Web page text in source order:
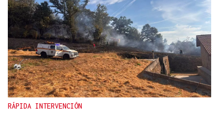
RÁPIDA INTERVENCIÓN